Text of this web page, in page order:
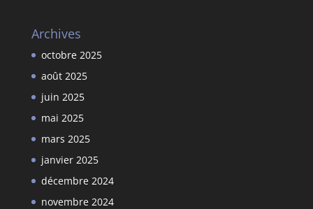
Archives
octobre 2025
août 2025
juin 2025
mai 2025
mars 2025
janvier 2025
décembre 2024
novembre 2024